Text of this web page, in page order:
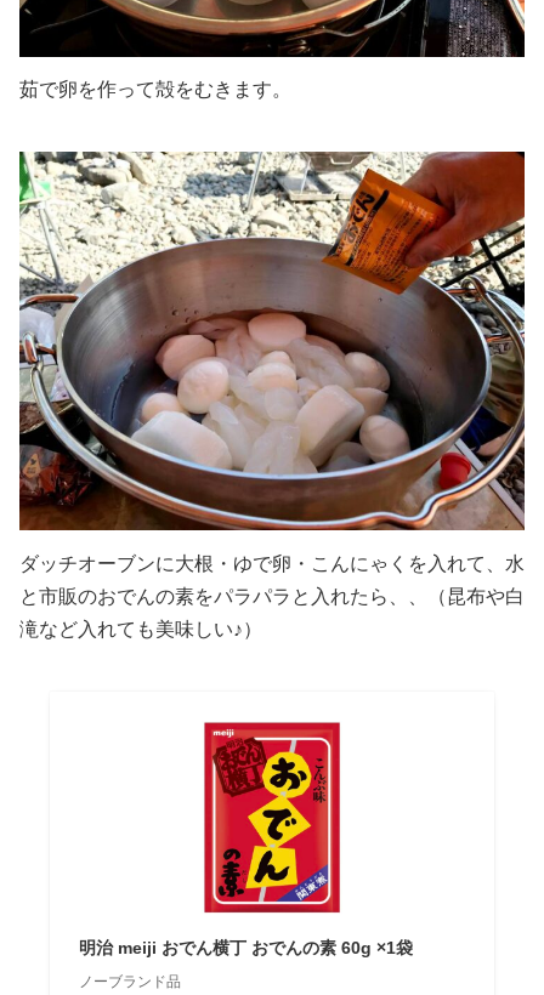
茹で卵を作って殻をむきます。
ダッチオーブンに大根・ゆで卵・こんにゃくを入れて、水
と市販のおでんの素をパラパラと入れたら、、（昆布や白
滝など入れても美味しい♪）
明治 meiji おでん横丁 おでんの素 60g ×1袋
ノーブランド品